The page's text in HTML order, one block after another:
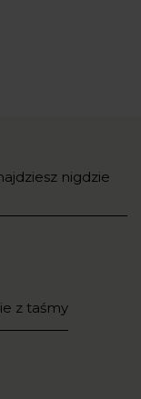
nigdzie
z taśmy